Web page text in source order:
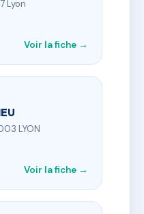
Lyon
Voir la fiche →
LYON
Voir la fiche →